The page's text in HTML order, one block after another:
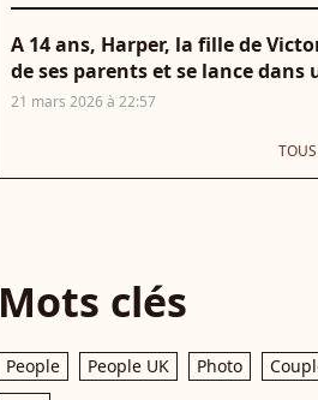
A 14 ans, Harper, la fille de
de ses parents et se lance
21 mars 2026 à 22:57
Mots clés
People People UK Photo